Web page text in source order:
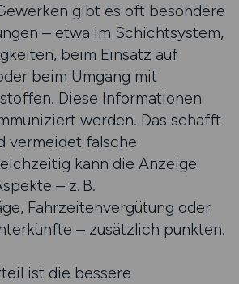
gibt es oft besondere
– etwa im Schichtsystem,
beim Einsatz auf
beim Umgang mit
Diese Informationen
werden. Das schafft
vermeidet falsche
kann die Anzeige
– z. B.
Fahrzeitenvergütung oder
– zusätzlich punkten.
ist die bessere